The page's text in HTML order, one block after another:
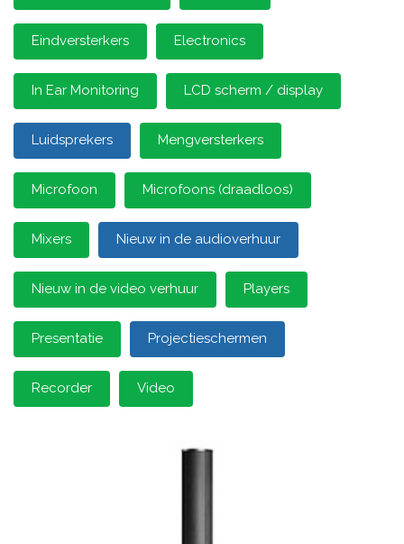
Eindversterkers Electronics
In Ear Monitoring LCD scherm / display
Luidsprekers Mengversterkers
Microfoon Microfoons (draadloos)
Mixers Nieuw in de audioverhuur
Nieuw in de video verhuur Players
Presentatie Projectieschermen
Recorder Video